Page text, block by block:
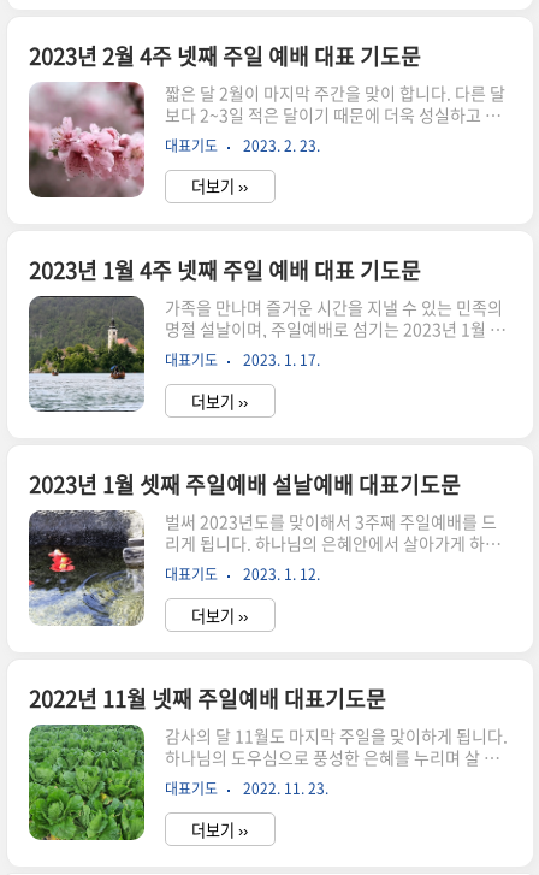
주 하나님 아버지! 하나님의 크신 은혜에 감사를 드
립니다, 죄로 죽을 수밖에 없는 우리를 위해 독생자
를 보내주셔서 구원해 주시고 예수님의 사랑으로
살아갈 수 있도록 은혜를 베풀어 주심에 감사드립
니다. 하나님의 사랑은 끝이 없음을 고백합니다. 우
리가 살아가는 세상은 질병과 전쟁 그리고 지진 등
으로 너무 많은 혼란에 처해 있고 전에 없던..
2023년 2월 4주 넷째 주일 예배 대표 기도문
짧은 달 2월이 마지막 주간을 맞이 합니다. 다른 달
보다 2~3일 적은 달이기 때문에 더욱 성실하고 알
차게 보내고 싶은 생각이 듭니다. 튀르키예와 시리
아의 지진으로 많은 사람들이 숨지고 러시아의 침
공으로 발발한 우크라이나 전쟁은 세상을 어지럽게
하면서 불안감을 지속시키고 있습니다. 이런 때일
월의 마지막 주간을 잘 마무리 하시길 바랍니다. 만
물이 소생하는 3월을 기대하는 마음으로 기다리면
서 2023년 2월 4주 넷째 주일 예배 대표 기도문을
준비하였습니다. 만군의 여호와 아버지 하나님! 오
늘도 거룩하고 복된 주일 날 세상 만방에 말씀을 선
포하시며 모든 주의 백성이 몸 된 주의 제단에 나와
서 입을 모아 여호와 성..
대표기도 2023. 2. 23.
더보기 ››
2023년 1월 4주 넷째 주일 예배 대표 기도문
가족을 만나며 즐거운 시간을 지낼 수 있는 민족의
명절 설날이며, 주일예배로 섬기는 2023년 1월 4
주 주일예배 대표기도문입니다. 고향에 가셔서 예
배하시는 분들도 있고, 교회를 섬기고 늦은 귀향길
을 떠나시는 분들도 계시리라 짐작합니다. 그래도
주님의 말씀으로 예배를 섬기는 마음은 우리 모두
제나 오늘이나 영원토록 변치 않으시는 전능하신
하나님 아버지! 2023년 새해를 은혜 가운데 시작
하게 하시고 오늘 복된 주일에 온 마음과 정성을 다
해 예배드리게 하여 주심을 감사드립니다. 우리가
살아 숨 쉬게 하시고 날마다 새로운 하루를 맞이하
는 모든 것이 하나님의 은혜임을 되새기며 감사드
립니다. 지난 한 해 동안의 삶을 ..
대표기도 2023. 1. 17.
더보기 ››
2023년 1월 셋째 주일예배 설날예배 대표기도문
벌써 2023년도를 맞이해서 3주째 주일예배를 드
리게 됩니다. 하나님의 은혜안에서 살아가게 하시
고 복을 더하시니 감사가 흘러 넘칩니다. 아무쪼록
희망과 기쁨이 가득한 설날연휴 맞이하시길 바라면
서 2023년 1월 셋째주일예배 설날예배 대표기도
문을 작성하였습니다. 전능하신 하나님 아버지! 마
하며 살아가게 하시고 도우시며 인도하시는 은혜에
감사드립니다. 예수그리스도 십자가 보혈을 생각
하며 날마다 마음을 가다듬고 간절한 마음으로 감
사와 영광을 올려 드립니다. 하나님을 신뢰하는 결
단뿐만 아니라 신뢰하는 습관을 만들어가게 하시고
고백과 결정으로 성도답게 살아가게 하여 주시옵소
서. 하나님을 전적으로 믿고 의지하지만 연약한 ..
대표기도 2023. 1. 12.
더보기 ››
2022년 11월 넷째 주일예배 대표기도문
감사의 달 11월도 마지막 주일을 맞이하게 됩니다.
하나님의 도우심으로 풍성한 은혜를 누리며 살 수
있었고 항상 동행하시며 도우신 하나님께 영광을
올려드립니다. 가을이 겨울을 만나 계절이 변하고
앞으로의 시간은 당분간 겨울이 맡게 됩니다. 가정
마다 좋은 결실과 함께 계획한 모든 일들이 잘 이루
대표기도 2022. 11. 23.
더보기 ››